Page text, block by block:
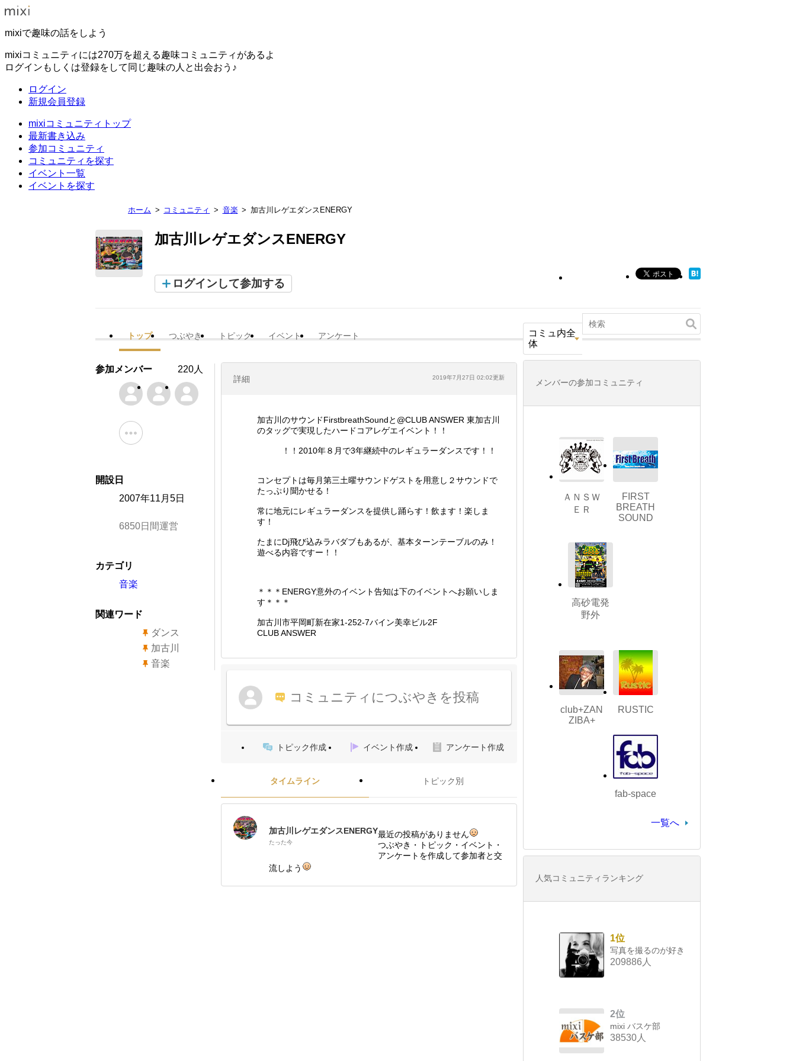
mixiで趣味の話をしよう
mixiコミュニティには270万を超える趣味コミュニティがあるよ
ログインもしくは登録をして同じ趣味の人と出会おう♪
ログイン
新規会員登録
mixiコミュニティトップ
最新書き込み
参加コミュニティ
コミュニティを探す
イベント一覧
イベントを探す
ホーム コミュニティ 音楽 加古川レゲエダンスENERGY
加古川レゲエダンスENERGY
ログインして参加する
トップ つぶやき トピック イベント アンケート
コミュ内全
体
詳細 2019年7月27日 02:02更新
加古川のサウンドFirstbreathSoundと@CLUB ANSWER 東加古川
のタッグで実現したハードコアレゲエイベント！！
！！2010年８月で3年継続中のレギュラーダンスです！！
コンセプトは毎月第三土曜サウンドゲストを用意し２サウンドで
たっぷり聞かせる！
常に地元にレギュラーダンスを提供し踊らす！飲ます！楽しま
す！
たまにDj飛び込みラバダブもあるが、基本ターンテーブルのみ！
遊べる内容ですー！！
＊＊＊ENERGY意外のイベント告知は下のイベントへお願いしま
す＊＊＊
加古川市平岡町新在家1-252-7バイン美幸ビル2F
CLUB ANSWER
コミュニティにつぶやきを投稿
トピック作成 イベント作成 アンケート作成
タイムライン トピック別
加古川レゲエダンスENERGY
たった今
最近の投稿がありません
つぶやき・トピック・イベント・
アンケートを作成して参加者と交
流しよう
参加メンバー 220人
開設日
2007年11月5日
6850日間運営
カテゴリ
音楽
関連ワード
ダンス
加古川
音楽
メンバーの参加コミュニティ
ＡＮＳＷ
ＥＲ
FIRST
BREATH
SOUND
高砂電発
野外
club+ZAN
ZIBA+
RUSTIC
fab-space
一覧へ
人気コミュニティランキング
1位
写真を撮るのが好き
209886人
2位
mixi バスケ部
38530人